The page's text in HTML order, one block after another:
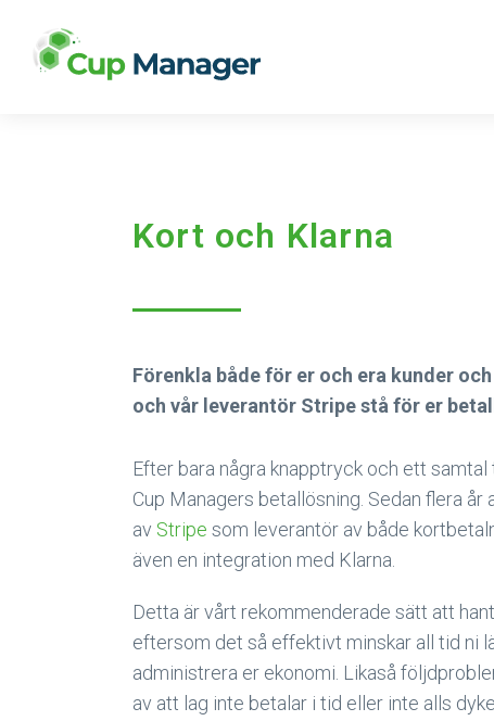
Kort och Klarna
Förenkla både för er och era kunder
och vår leverantör Stripe stå för er
Efter bara några knapptryck och ett samtal
Cup Managers betallösning. Sedan flera år
av Stripe som leverantör av både
även en integration med Klarna.
Detta är vårt rekommenderade sätt att
eftersom det så effektivt minskar all tid ni
administrera er ekonomi. Likaså
av att lag inte betalar i tid eller inte alls